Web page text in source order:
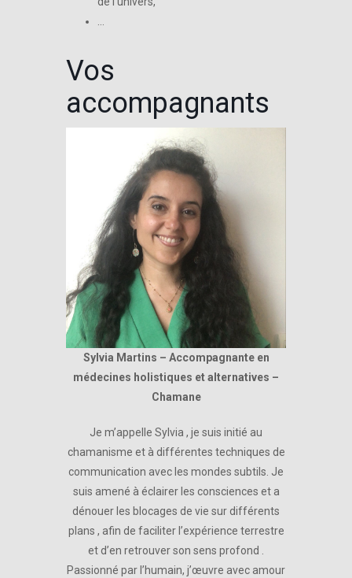
Vos
accompagnants
Sylvia Martins – Accompagnante en
médecines holistiques et alternatives –
Chamane
Je m’appelle Sylvia , je suis initié au
chamanisme et à différentes techniques de
communication avec les mondes subtils. Je
suis amené à éclairer les consciences et a
dénouer les blocages de vie sur différents
plans , afin de faciliter l’expérience terrestre
et d’en retrouver son sens profond .
Passionné par l’humain, j’œuvre avec amour